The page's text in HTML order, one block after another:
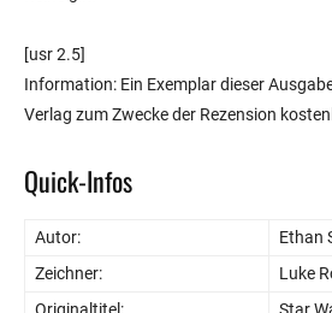
[usr 2.5]
Information: Ein Exemplar dieser
Verlag zum Zwecke der Rezension
Quick-Infos
Autor:
Ethan
Zeichner:
Luke